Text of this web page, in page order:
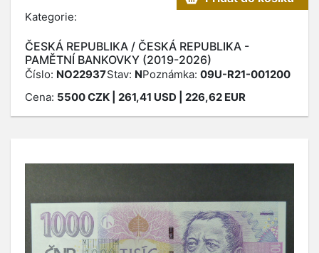
Kategorie:
ČESKÁ REPUBLIKA / ČESKÁ REPUBLIKA -
PAMĚTNÍ BANKOVKY (2019-2026)
Číslo: NO22937Stav: NPoznámka: 09U-R21-001200
Cena: 5500CZK | 261,41 USD | 226,62 EUR